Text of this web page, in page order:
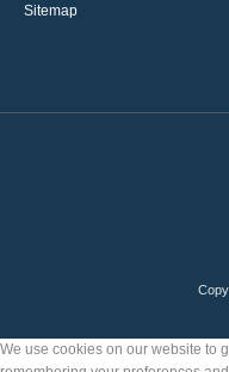
Sitemap
We use cookies on our website to